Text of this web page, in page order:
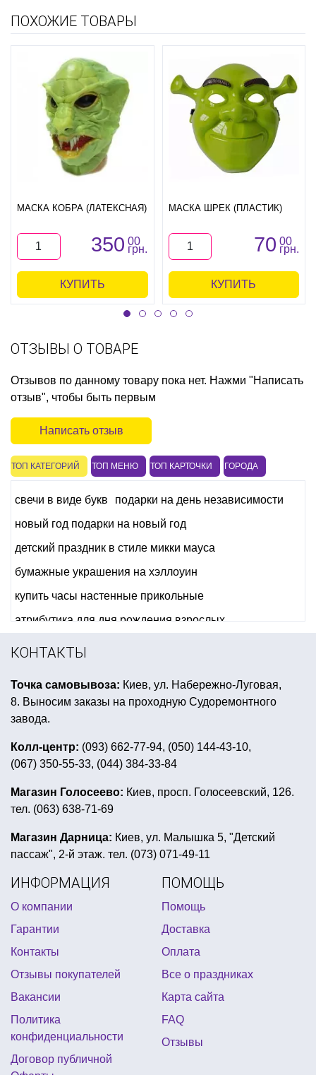
ПОХОЖИЕ ТОВАРЫ
МАСКА КОБРА (ЛАТЕКСНАЯ)
350 00
грн.
КУПИТЬ
МАСКА ШРЕК (ПЛАСТИК)
70 00
грн.
КУПИТЬ
ОТЗЫВЫ О ТОВАРЕ
Отзывов по данному товару пока нет. Нажми "Написать
отзыв", чтобы быть первым
Написать отзыв
ТОП КАТЕГОРИЙ ТОП МЕНЮ ТОП КАРТОЧКИ ГОРОДА
свечи в виде букв
подарки на день независимости
новый год подарки на новый год
детский праздник в стиле микки мауса
бумажные украшения на хэллоуин
купить часы настенные прикольные
атрибутика для дня рождения взрослых
купить шарики на 14 февраля
товары для праздника оптом
костюм мальчику на новый год
детская вечеринка хэллоуин
шар фольгированный звезда
купить карнавальные шляпы
детские карнавальные маски
единорог на день рождения вечеринка стиляги
свечи на торт негаснущие
холодное сердце день рождения
аксессуары для ковбойской вечеринки
день рождение в стиле винни пух
день рождения в стиле тачки
фольгированные круглые шары
герои в масках на день рождения
КОНТАКТЫ
Точка самовывоза: Киев, ул. Набережно-Луговая,
8. Выносим заказы на проходную Судоремонтного
завода.
Колл-центр: (093) 662-77-94, (050) 144-43-10,
(067) 350-55-33, (044) 384-33-84
Магазин Голосеево: Киев, просп. Голосеевский, 126.
тел. (063) 638-71-69
Магазин Дарница: Киев, ул. Малышка 5, "Детский
пассаж", 2-й этаж. тел. (073) 071-49-11
ИНФОРМАЦИЯ
О компании
Гарантии
Контакты
Отзывы покупателей
Вакансии
Политика
конфиденциальности
Договор публичной
ПОМОЩЬ
Помощь
Доставка
Оплата
Все о праздниках
Карта сайта
FAQ
Отзывы